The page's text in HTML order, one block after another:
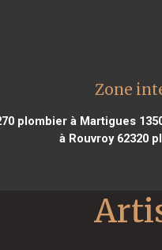
Zone
plombier à Martigues
à Rouvroy 62320